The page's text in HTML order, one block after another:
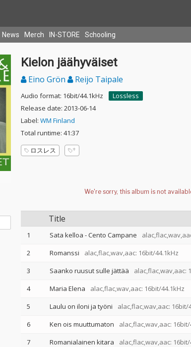
News Merch IN-STORE Schooling
Kielon jäähyväiset
Eino Grön Reijo Taipale
Audio format: 16bit/44.1kHz
Lossless
Release date: 2013-06-14
Label: WM Finland
Total runtime: 41:37
ロスレス
Title
1 Sata kelloa - Cento Campane
2
Romanssi alac,flac,wav,aac: 16bit/44.1kHz
3
Saanko ruusut sulle jättää alac,flac,wav,aac:
4
Maria Elena alac,flac,wav,aac: 16bit/44.1kHz
5
Laulu on iloni ja työni alac,flac,wav,aac: 16bit/
6
Ken ois muuttumaton alac,flac,wav,aac: 16bit/
7
Romanialainen kitara alac,flac,wav,aac: 16bit/